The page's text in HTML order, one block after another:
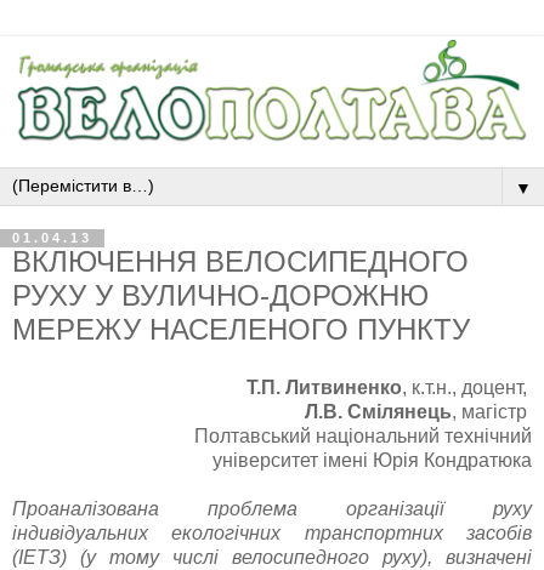
▼
01.04.13
ВКЛЮЧЕННЯ ВЕЛОСИПЕДНОГО
РУХУ У ВУЛИЧНО-ДОРОЖНЮ
МЕРЕЖУ НАСЕЛЕНОГО ПУНКТУ
Т.П. Литвиненко, к.т.н., доцент,
Л.В. Смілянець, магістр
Полтавський національний технічний
університет імені Юрія Кондратюка
Проаналізована проблема організації руху
індивідуальних екологічних транспортних засобів
(ІЕТЗ) (у тому числі велосипедного руху), визначені